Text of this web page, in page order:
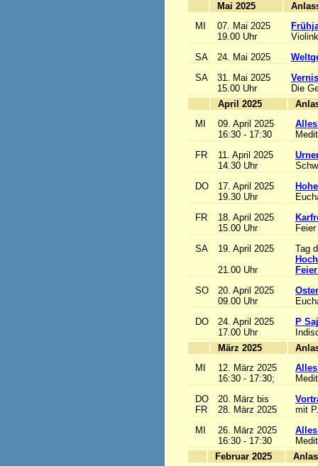
Mai 2025
MI
07. Mai 2025
19.00 Uhr
SA
24. Mai 2025
SA
31. Mai 2025
15.00 Uhr
Die
April 2025
MI
09. April 2025
16:30 - 17:30
FR
11. April 2025
14.30 Uhr
DO
17. April 2025
19.30 Uhr
FR
18. April 2025
15.00 Uhr
SA
19. April 2025
21.00 Uhr
Tag
SO
20. April 2025
09.00 Uhr
DO
24. April 2025
17.00 Uhr
P
März 2025
MI
12. März 2025
16:30 - 17:30;
DO
FR
20. März bis
28. März 2025
mit
MI
26. März 2025
16:30 - 17:30
Februar 2025